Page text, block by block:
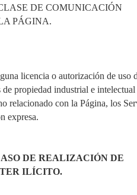
DE COMUNICACIÓN
PÁGINA.
licencia o autorización de uso
de propiedad industrial e
relacionado con la Página, los
expresa.
DE REALIZACIÓN DE
ILÍCITO.